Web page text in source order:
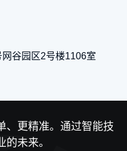
谷园区2号楼1106室
、更精准。通过智能技
未来。